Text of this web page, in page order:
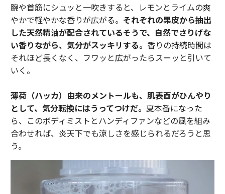
腕や首筋にシュッと一吹きすると、レモンとライムの爽
やかで軽やかな香りが広がる。 それぞれの果皮から抽出
した天然精油が配合されているそうで、自然でさりげな
い香りながら、気分がスッキリする。 香りの持続時間は
それほど長くなく、フワッと広がったらスーッと引いて
いく。
薄荷（ハッカ）由来のメントールも、肌表面がひんやり
として、気分転換にはうってつけだ。 夏本番になった
ら、このボディミストとハンディファンなどの風を組み
合わせれば、炎天下でも涼しさを感じられるだろうと思
う。